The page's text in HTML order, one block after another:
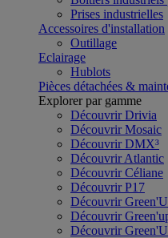
Prises industrielles
Accessoires d'installation
Outillage
Eclairage
Hublots
Pièces détachées &
Explorer par gamme
Découvrir Drivia
Découvrir Mosaic
Découvrir DMX³
Découvrir Atlantic
Découvrir Céliane
Découvrir P17
Découvrir
Découvrir
Découvrir